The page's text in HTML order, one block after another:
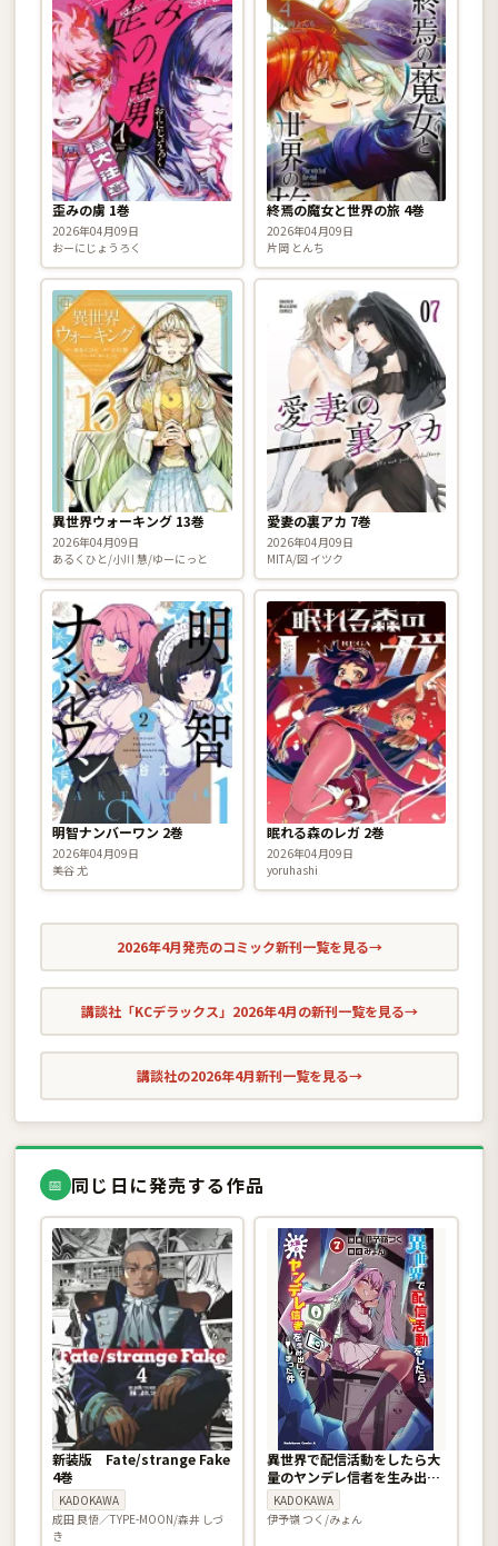
歪みの虜 1巻
2026年04月09日
おーにじょうろく
終焉の魔女と世界の旅 4巻
2026年04月09日
片岡 とんち
異世界ウォーキング 13巻
2026年04月09日
あるくひと/小川 慧/ゆーにっと
愛妻の裏アカ 7巻
2026年04月09日
MITA/図 イツク
明智ナンバーワン 2巻
2026年04月09日
美谷 尤
眠れる森のレガ 2巻
2026年04月09日
yoruhashi
2026年4月発売のコミック新刊一覧を見る→
講談社「KCデラックス」2026年4月の新刊一覧を見る→
講談社の2026年4月新刊一覧を見る→
📅 同じ日に発売する作品
新装版 Fate/strange Fake
4巻
KADOKAWA
成田 良悟／TYPE-MOON/森井 しづ
き
異世界で配信活動をしたら大
量のヤンデレ信者を生み出し
てしまった件 7巻
KADOKAWA
伊予嶺 つく/みょん